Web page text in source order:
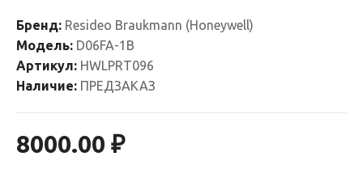
Бренд: Resideo Braukmann (Honeywell)
Модель: D06FA-1B
Артикул: HWLPRT096
Наличие: ПРЕДЗАКАЗ
8000.00 ₽